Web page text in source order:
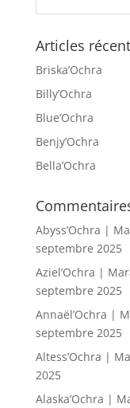
Articles
Briska’Ochra
Billy’Ochra
Blue’Ochra
Benjy’Ochra
Bella’Ochra
Abyss’Ochra |
septembre 2025
Aziel’Ochra |
septembre 2025
Annaël’Ochra |
septembre 2025
Altess’Ochra |
2025
Alaska’Ochra |